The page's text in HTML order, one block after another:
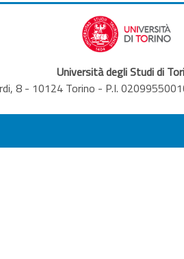
Università degli Studi di
8 - 10124 Torino - P.I.